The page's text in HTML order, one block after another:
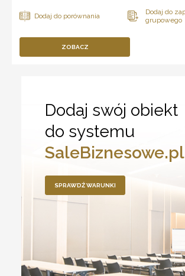
ZOBACZ
Dodaj swój obiekt
do systemu
SaleBiznesowe.pl
SPRAWDŹ WARUNKI